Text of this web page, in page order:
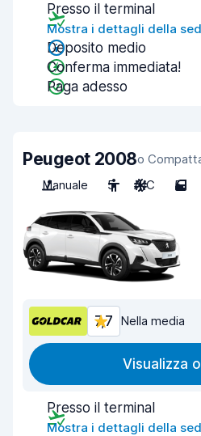
Presso il terminal
Mostra i dettagli della
Deposito medio
Conferma immediata!
Paga adesso
Peugeot 2008o
Manuale
5 A/C 5
7,7 Nella media
Visualizza
Presso il terminal
Mostra i dettagli della